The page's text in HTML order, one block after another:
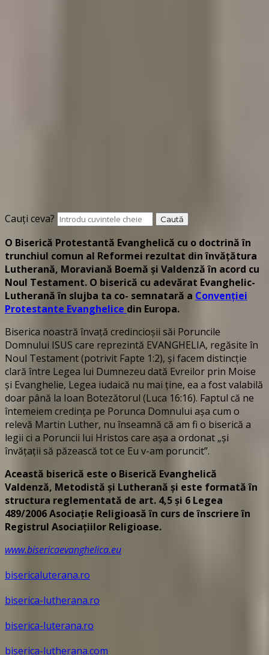
Cauți ceva?
O Biserică Protestantă Evanghelică cu o doctrină în
trunchiul comun al Reformei rezultat din învățătura
Lutherană, Moraviană Boemă și Valdenză în acord cu
Noul Testament. O biserică cu adevărat Evanghelic-
Lutherană în slujba ta co- semnatară a Convenției
Protestante Evanghelice din Europa.
Biserica noastră învață credincioșii săi Poruncile
Domnului ISUS care reprezintă EVANGHELIA, regăsite în
Noul Testament (potrivit Fapte 1:2), și facem distincție
clară între Legea lui Dumnezeu dată Evreilor prin Moise
și Evanghelie, Legea iudaică nu mai ține, ea a fost valabilă
doar până la Ioan Botezătorul (Luca 16:16). Faptul că ne
întemeiem credința pe Porunca Domnului așa cum o
relevă Martin Luther, nu înseamnă că am fi o biserică a
legii ci a Poruncii lui Hristos care așa a ordonat „și
învățații să păzească tot ce Eu v-am poruncit”.
Această biserică este o Biserică Evanghelică
Valdenză, Metodistă și Lutherană și este formată în
structura reglementată de art. 4,5 și 6 Legea
489/2006Asociație Religioasă în curs de înscriere în
Registrul Asociațiilor Religioase.
www.bisericaevanghelica.eu
bisericaluterana.ro
biserica-lutherana.ro
biserica-luterana.ro
biserica-lutherana.com